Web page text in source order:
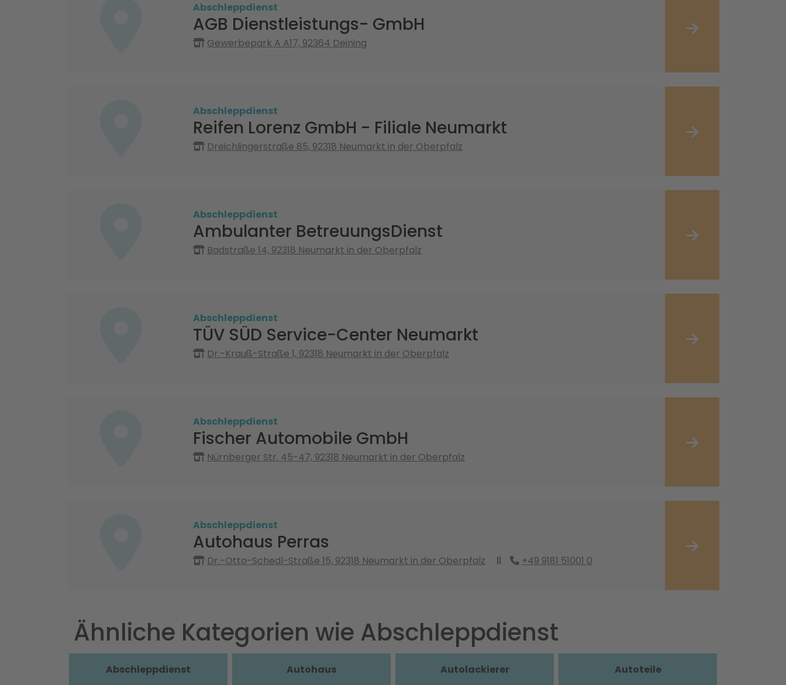
Abschleppdienst
AGB Dienstleistungs- GmbH
Gewerbepark A A17, 92364 Deining
Abschleppdienst
Reifen Lorenz GmbH - Filiale Neumarkt
Dreichlingerstraße 85, 92318 Neumarkt in der Oberpfalz
Abschleppdienst
Ambulanter BetreuungsDienst
Badstraße 14, 92318 Neumarkt in der Oberpfalz
Abschleppdienst
TÜV SÜD Service-Center Neumarkt
Dr.-Krauß-Straße 1, 92318 Neumarkt in der Oberpfalz
Abschleppdienst
Fischer Automobile GmbH
Nürnberger Str. 45-47, 92318 Neumarkt in der Oberpfalz
Abschleppdienst
Autohaus Perras
Dr.-Otto-Schedl-Straße 15, 92318 Neumarkt in der Oberpfalz +49 9181 51001 0
Ähnliche Kategorien wie Abschleppdienst
Abschleppdienst Autohaus Autolackierer Autoteile